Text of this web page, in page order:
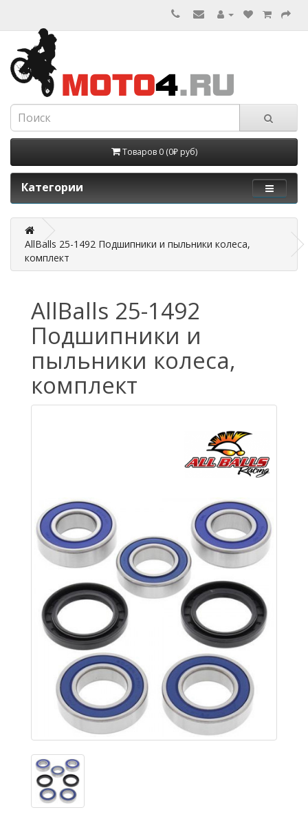
Товаров 0 (0₽ руб)
Категории
AllBalls 25-1492 Подшипники и пыльники колеса,
комплект
AllBalls 25-1492
Подшипники и
пыльники колеса,
комплект